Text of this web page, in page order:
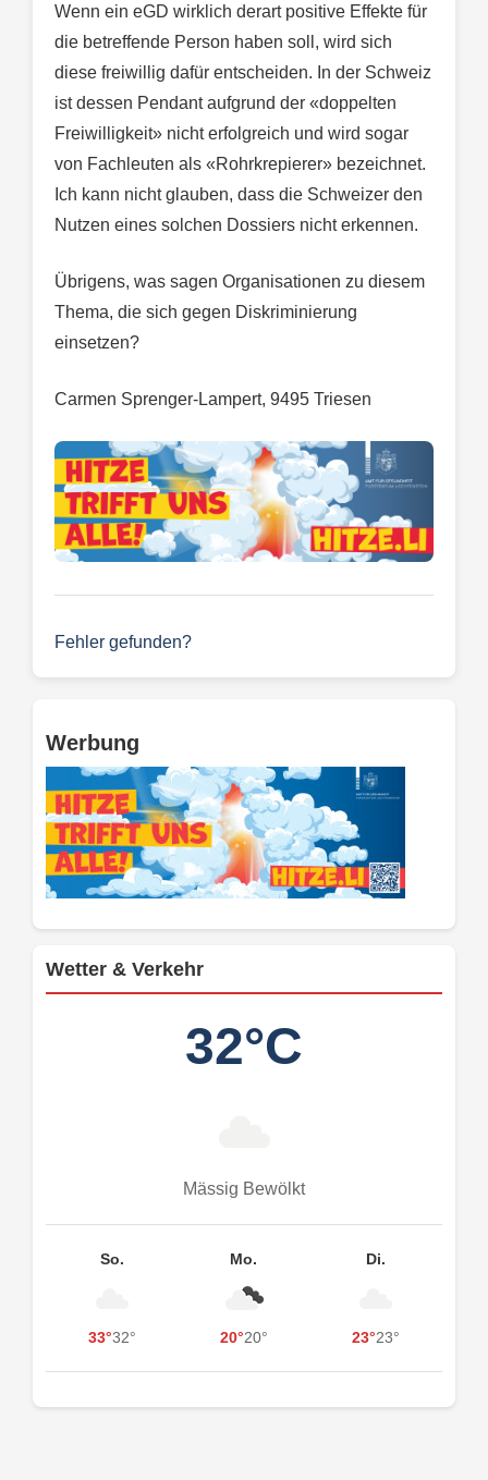
Wenn ein eGD wirklich derart positive Effekte für
die betreffende Person haben soll, wird sich
diese freiwillig dafür entscheiden. In der Schweiz
ist dessen Pendant aufgrund der «doppelten
Freiwilligkeit» nicht erfolgreich und wird sogar
von Fachleuten als «Rohrkrepierer» bezeichnet.
Ich kann nicht glauben, dass die Schweizer den
Nutzen eines solchen Dossiers nicht erkennen.
Übrigens, was sagen Organisationen zu diesem
Thema, die sich gegen Diskriminierung
einsetzen?
Carmen Sprenger-Lampert, 9495 Triesen
Fehler gefunden?
Werbung
Wetter & Verkehr
32°C
Mässig Bewölkt
So.
33°32°
Mo.
20°20°
Di.
23°23°